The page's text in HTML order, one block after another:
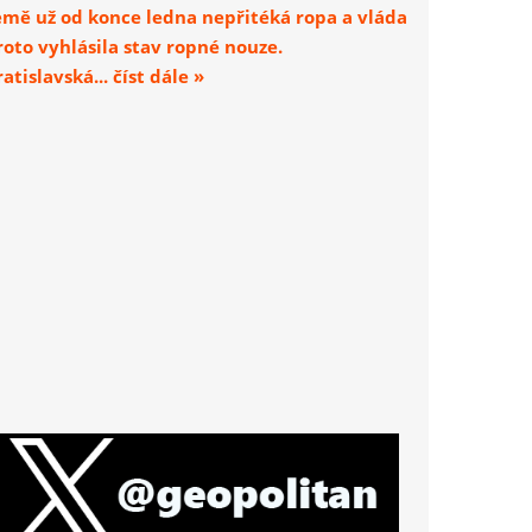
už od konce ledna nepřitéká ropa a vláda
vyhlásila stav ropné nouze.
číst dále »